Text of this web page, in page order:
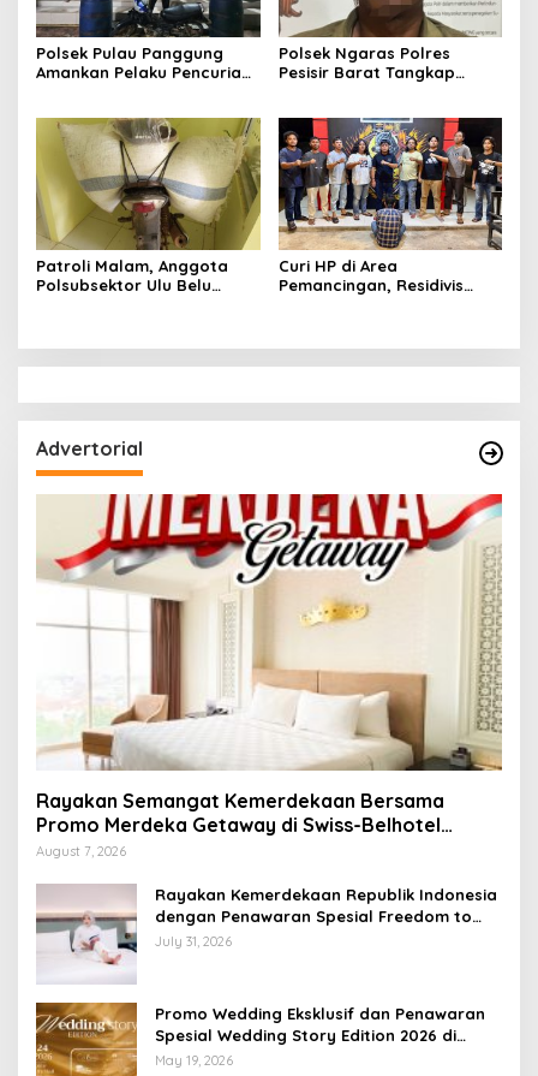
Polsek Pulau Panggung
Amankan Pelaku Pencurian
Polsek Ngaras Polres
Pesisir Barat Tangkap
Patroli Malam, Anggota
Polsubsektor Ulu Belu
Curi HP di Area
Pemancingan, Residivis
Advertorial
Rayakan Semangat Kemerdekaan Bersama
Promo Merdeka Getaway di Swiss-Belhotel
Lampung
August 7, 2026
Rayakan Kemerdekaan Republik Indonesia
dengan Penawaran Spesial Freedom to
Relax di Holiday Inn Lampung Bukit Randu
July 31, 2026
Promo Wedding Eksklusif dan Penawaran
Spesial Wedding Story Edition 2026 di
Swiss-Belhotel Lampung
May 19, 2026